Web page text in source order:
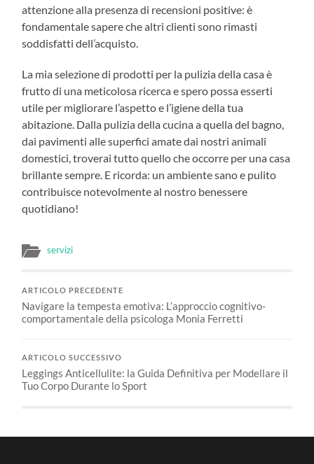
attenzione alla presenza di recensioni positive: è
fondamentale sapere che altri clienti sono rimasti
soddisfatti dell’acquisto.
La mia selezione di prodotti per la pulizia della casa è
frutto di una meticolosa ricerca e spero possa esserti
utile per migliorare l’aspetto e l’igiene della tua
abitazione. Dalla pulizia della cucina a quella del bagno,
dai pavimenti alle superfici amate dai nostri animali
domestici, troverai tutto quello che occorre per una casa
brillante sempre. E ricorda: un ambiente sano e pulito
contribuisce notevolmente al nostro benessere
quotidiano!
servizi
ARTICOLO PRECEDENTE
Navigare la tempesta emotiva: L’approccio cognitivo-
comportamentale della psicologa Monia Ferretti
ARTICOLO SUCCESSIVO
Leggings Anticellulite: la Guida Definitiva per Modellare il
Tuo Corpo Durante lo Sport